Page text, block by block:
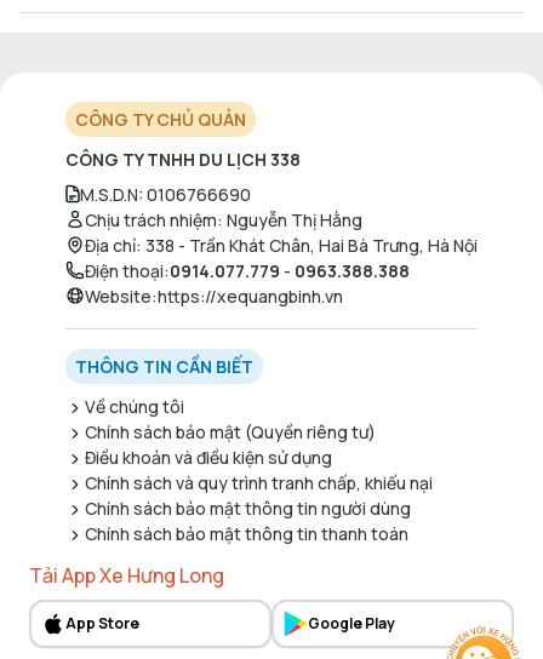
CÔNG TY CHỦ QUẢN
CÔNG TY TNHH DU LỊCH 338
M.S.D.N: 0106766690
Chịu trách nhiệm: Nguyễn Thị Hằng
Địa chỉ: 338 - Trần Khát Chân, Hai Bà Trưng, Hà Nội
Điện thoại:0914.077.779 - 0963.388.388
Website:https://xequangbinh.vn
THÔNG TIN CẦN BIẾT
Về chúng tôi
Chính sách bảo mật (Quyền riêng tư)
Điều khoản và điều kiện sử dụng
Chính sách và quy trình tranh chấp, khiếu nại
Chính sách bảo mật thông tin người dùng
Chính sách bảo mật thông tin thanh toán
Tải App Xe Hưng Long
App Store Google Play